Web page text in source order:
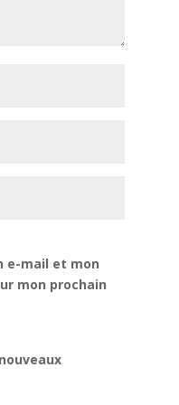
e-mail et mon
mon prochain